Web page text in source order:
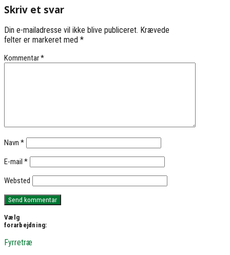
Skriv et svar
Din e-mailadresse vil ikke blive publiceret. Krævede
felter er markeret med *
Kommentar*
Navn *
E-mail *
Websted
Vælg
forarbejdning:
Fyrretræ